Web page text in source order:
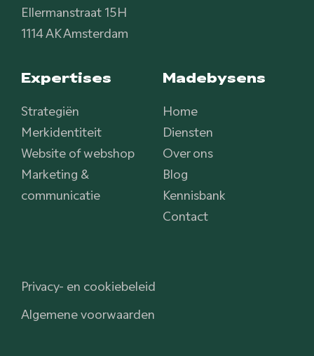
Ellermanstraat 15H
1114 AK Amsterdam
Expertises
Strategiën
Merkidentiteit
Website of webshop
Marketing &
communicatie
Madebysens
Home
Diensten
Over ons
Blog
Kennisbank
Contact
Privacy- en cookiebeleid
Algemene voorwaarden